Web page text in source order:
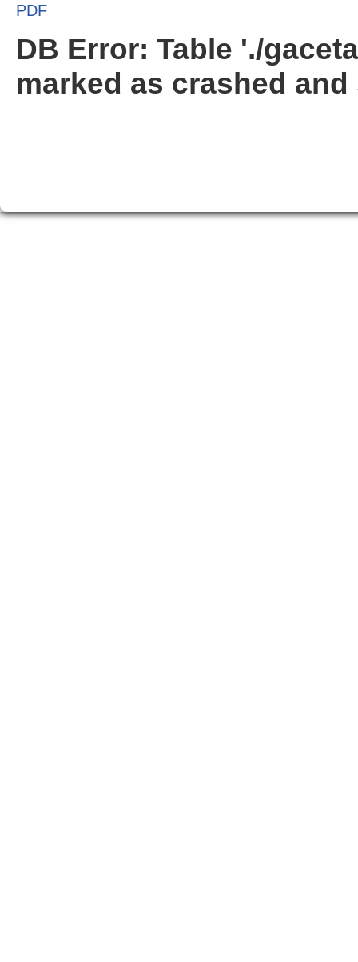
PDF
DB Error: Table './
marked as crashed